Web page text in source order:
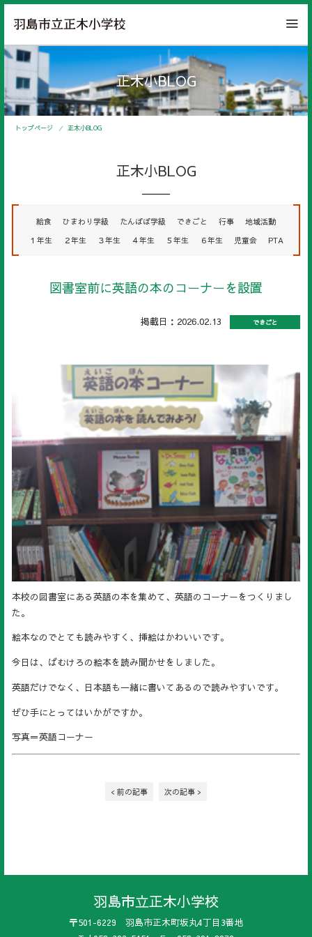
正木小BLOG
トップページ 正木小BLOG
正木小BLOG
給食 ひまわり学級 たんぽぽ学級 できごと 行事
地域活動
１年生
２年生 ３年生 ４年生 ５年生 ６年生 児童会 PTA
図書室前に英語の本のコーナーを設置
掲載日：2026.02.13 できごと
本校の図書室にある英語の本を集めて、英語のコーナーをつくりまし
た。
絵本なのでとても読みやすく、挿絵はかわいいです。
今日は、ばむけろの絵本を読み聞かせをしました。
英語だけでなく、日本語も一緒に書いてあるので読みやすいです。
ぜひ手にとってはいかがですか。
写真＝英語コーナー
< 前の記事 次の記事 >
羽島市立正木小学校
〒501-6229 羽島市正木町坂丸4丁目3番地